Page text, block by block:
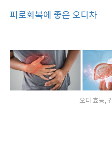
피로회복에 좋은 오디차
오디 효능,